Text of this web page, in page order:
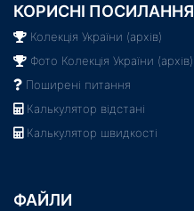
КОРИСНІ ПОСИЛАННЯ
Колекція України (архів)
Фото Колекція України (архів)
Поширені питання
Калькулятор відстані
Калькулятор швидкості
ФАЙЛИ